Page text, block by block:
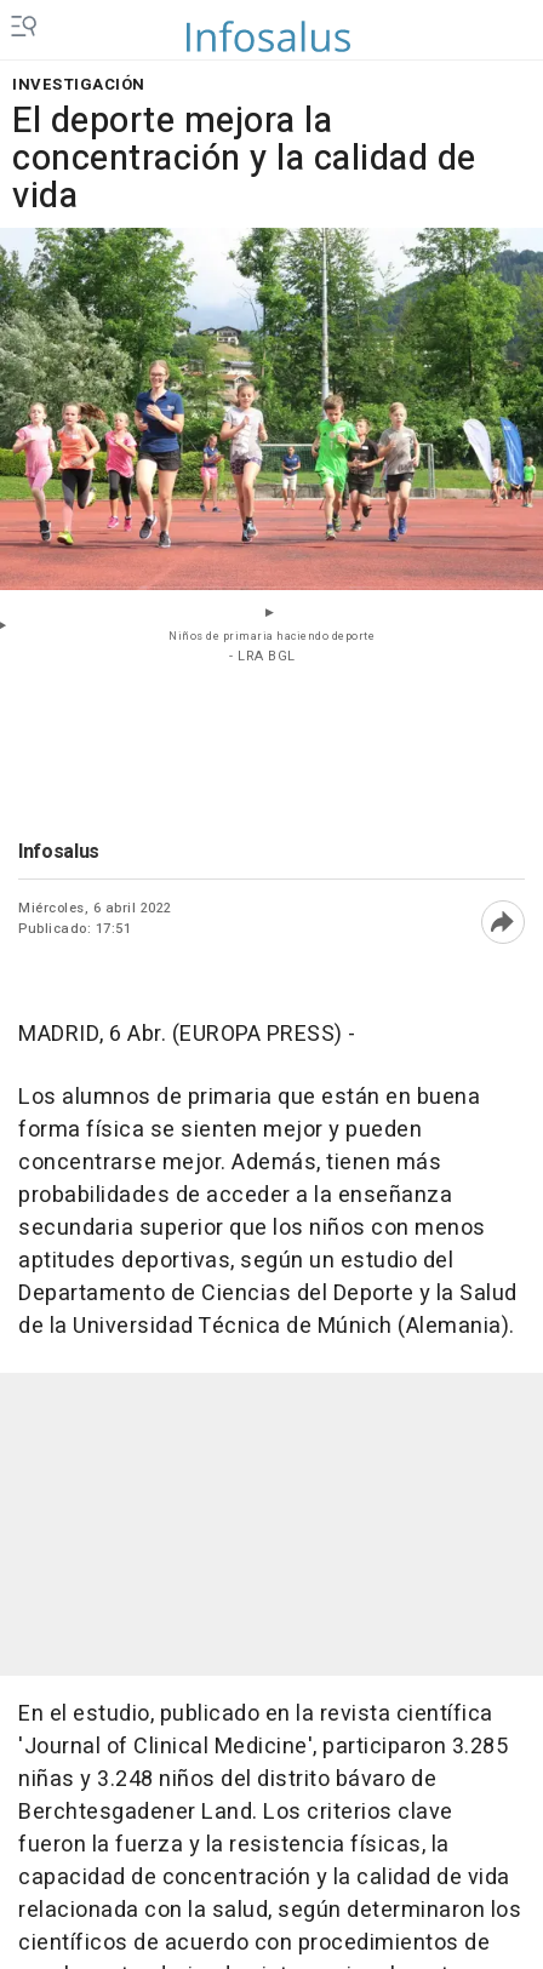
INVESTIGACIÓN
El deporte mejora la
concentración y la calidad de
vida
Niños de primaria haciendo deporte
- LRA BGL
Infosalus
Miércoles, 6 abril 2022
Publicado: 17:51
MADRID, 6 Abr. (EUROPA PRESS) -
Los alumnos de primaria que están en buena
forma física se sienten mejor y pueden
concentrarse mejor. Además, tienen más
probabilidades de acceder a la enseñanza
secundaria superior que los niños con menos
aptitudes deportivas, según un estudio del
Departamento de Ciencias del Deporte y la Salud
de la Universidad Técnica de Múnich (Alemania).
En el estudio, publicado en la revista científica
'Journal of Clinical Medicine', participaron 3.285
niñas y 3.248 niños del distrito bávaro de
Berchtesgadener Land. Los criterios clave
fueron la fuerza y la resistencia físicas, la
capacidad de concentración y la calidad de vida
relacionada con la salud, según determinaron los
científicos de acuerdo con procedimientos de